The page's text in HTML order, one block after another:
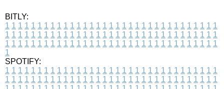
BITLY:
1 1 1 1 1 1 1 1 1 1 1 1 1 1 1 1 1 1 1 1 1 1 1 1 1 1 1 1 1 1 1 1 1
1 1 1 1 1 1 1 1 1 1 1 1 1 1 1 1 1 1 1 1 1 1 1 1 1 1 1 1 1 1 1 1 1
1 1 1 1 1 1 1 1 1 1 1 1 1 1 1 1 1 1 1 1 1 1 1 1 1 1 1 1 1 1 1 1 1
1
SPOTIFY:
1 1 1 1 1 1 1 1 1 1 1 1 1 1 1 1 1 1 1 1 1 1 1 1 1 1 1 1 1 1 1 1 1
1 1 1 1 1 1 1 1 1 1 1 1 1 1 1 1 1 1 1 1 1 1 1 1 1 1 1 1 1 1 1 1 1